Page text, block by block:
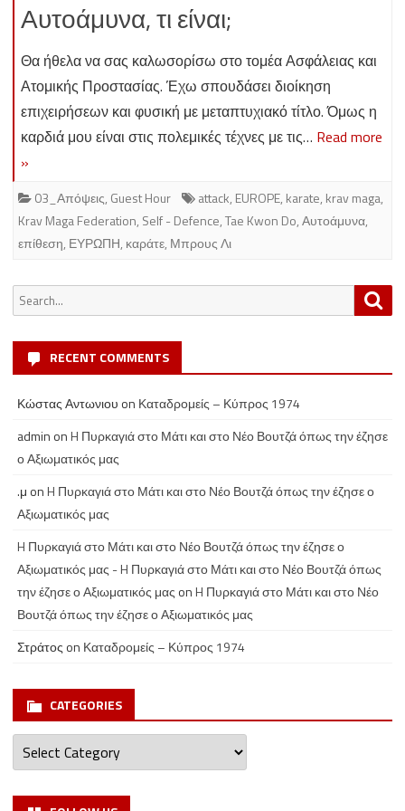
Αυτοάμυνα, τι είναι;
Θα ήθελα να σας καλωσορίσω στο τομέα Ασφάλειας και
Ατομικής Προστασίας. Έχω σπουδάσει διοίκηση
επιχειρήσεων και φυσική με μεταπτυχιακό τίτλο. Όμως η
καρδιά μου είναι στις πολεμικές τέχνες με τις… Read more
»
03_Απόψεις, Guest Hour attack, EUROPE, karate, krav maga,
Krav Maga Federation, Self - Defence,Tae Kwon Do,Αυτοάμυνα,
επίθεση, ΕΥΡΩΠΗ, καράτε, Μπρους Λι
Search
for:
RECENT COMMENTS
Κώστας Αντωνιου on Καταδρομείς – Κύπρος 1974
admin onH Πυρκαγιά στο Μάτι και στο Νέο Βουτζά όπως την έζησε
ο Αξιωματικός μας
.μ onH Πυρκαγιά στο Μάτι και στο Νέο Βουτζά όπως την έζησε ο
Αξιωματικός μας
H Πυρκαγιά στο Μάτι και στο Νέο Βουτζά όπως την έζησε ο
Αξιωματικός μας - H Πυρκαγιά στο Μάτι και στο Νέο Βουτζά όπως
την έζησε ο Αξιωματικός μας onH Πυρκαγιά στο Μάτι και στο Νέο
Βουτζά όπως την έζησε ο Αξιωματικός μας
Στράτος on Καταδρομείς – Κύπρος 1974
CATEGORIES
Categories